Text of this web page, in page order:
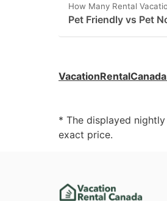
How Many Rental
Pet Friendly vs Pet
VacationRentalCanada
* The displayed
exact price.